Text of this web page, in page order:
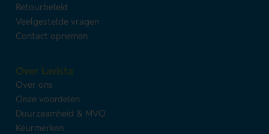
Retourbeleid
Veelgestelde vragen
Contact opnemen
Over Lavista
Over ons
Onze voordelen
Duurzaamheid & MVO
Keurmerken